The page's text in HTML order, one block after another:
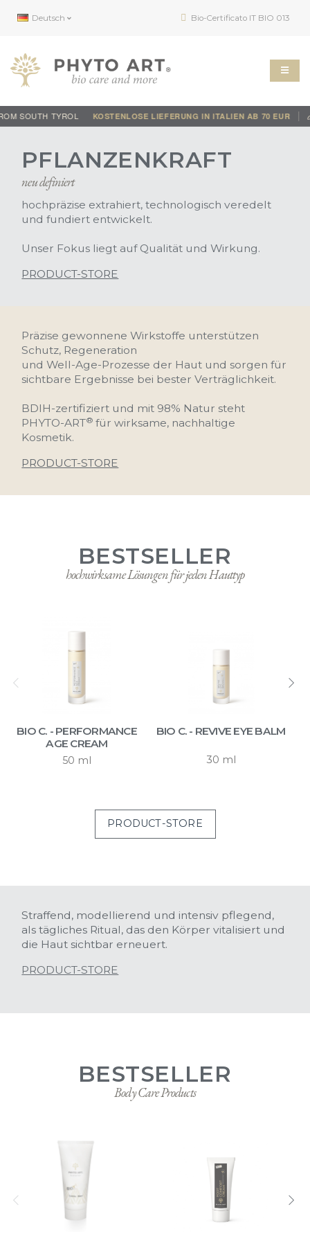
Deutsch Bio-Certificato IT BIO 013
SOUTH TYROL KOSTENLOSE LIEFERUNG IN ITALIEN AB 70 EUR
PFLANZENKRAFT
neu definiert
hochpräzise extrahiert, technologisch veredelt
und fundiert entwickelt.
Unser Fokus liegt auf Qualität und Wirkung.
PRODUCT-STORE
hochwirksame Lösungen
Präzise gewonnene Wirkstoffe unterstützen
Schutz, Regeneration
und Well-Age-Prozesse der Haut und sorgen für
sichtbare Ergebnisse bei bester Verträglichkeit.
BDIH-zertifiziert und mit 98% Natur steht
PHYTO-ART®für wirksame, nachhaltige
Kosmetik.
PRODUCT-STORE
BESTSELLER
hochwirksame Lösungen für jeden Hauttyp
BIO C. - PERFORMANCE
AGE CREAM
50 ml
BIO C. - REVIVE EYE BALM
30 ml
PRODUCT-STORE
Effektive Formulierung
auf innovativer Basis
Straffend, modellierend und intensiv pflegend,
als tägliches Ritual, das den Körper vitalisiert und
die Haut sichtbar erneuert.
PRODUCT-STORE
BESTSELLER
Body Care Products